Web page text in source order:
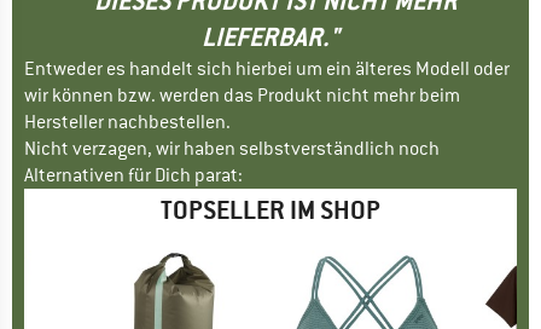
LIEFERBAR."
Entweder es handelt sich hierbei um ein älteres Modell oder
wir können bzw. werden das Produkt nicht mehr beim
Hersteller nachbestellen.
Nicht verzagen, wir haben selbstverständlich noch
Alternativen für Dich parat:
TOPSELLER IM SHOP